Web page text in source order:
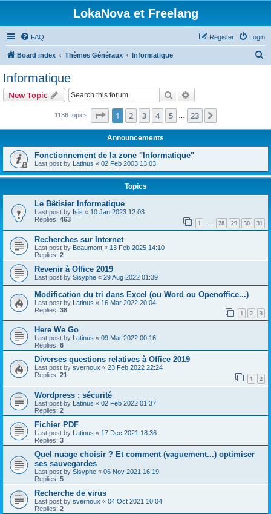
LokaNova et Freelang
FAQ Login
Register
Board index Thèmes Généraux Informatique
Informatique
New Topic Search
1136 topics Page 1of 23
1 2 3 4 5 23
Announcements
Fonctionnement de la zone "Informatique"
Last post by Latinus « 02 Feb 2003 13:03
Topics
Le Bêtisier Informatique
Last post by Isis « 10 Jan 2023 12:03
Replies: 463 1 … 28 29 30 31
Recherches sur Internet
Last post by Beaumont « 13 Feb 2025 14:10
Replies: 2
Revenir à Office 2019
Last post by Sisyphe « 29 Aug 2022 01:39
Modification du tri dans Excel (ou Word ou Openoffice...)
Last post by Latinus « 16 Mar 2022 20:04
Replies: 38 1 2 3
Here We Go
Last post by Latinus « 09 Mar 2022 00:16
Replies: 6
Diverses questions relatives à Office 2019
Last post by svernoux « 23 Feb 2022 22:24
Replies: 21 1 2
Wordpress : sécurité
Last post by Latinus « 02 Feb 2022 01:37
Replies: 2
Fichier PDF
Last post by Latinus « 17 Dec 2021 18:36
Replies: 3
Quel nuage choisir ? Et comment (vaguement...) optimiser
ses sauvegardes
Last post by Sisyphe « 06 Nov 2021 16:19
Replies: 5
Recherche de virus
Last post by svernoux « 04 Oct 2021 10:04
Replies: 2